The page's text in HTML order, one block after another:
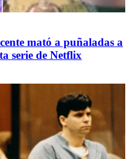
mató a puñaladas a
serie de Netflix